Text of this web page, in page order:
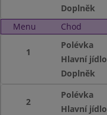
Doplněk
Menu
Chod
1
Polévka
Hlavní jídlo
Doplněk
2
Polévka
Hlavní jídlo